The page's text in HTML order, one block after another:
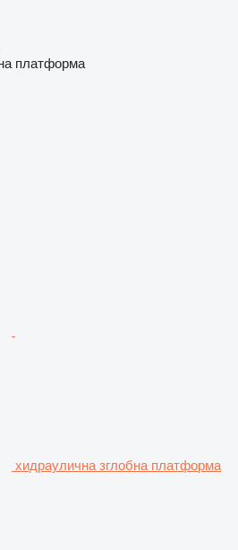
платформа
хидраулична зглобна платформа